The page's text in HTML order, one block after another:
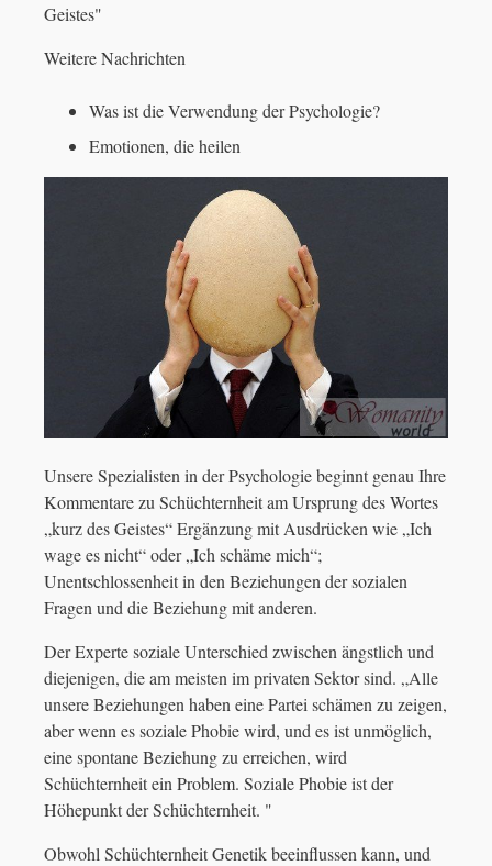
Geistes"
Weitere Nachrichten
Was ist die Verwendung der Psychologie?
Emotionen, die heilen
Unsere Spezialisten in der Psychologie beginnt genau Ihre
Kommentare zu Schüchternheit am Ursprung des Wortes
„kurz des Geistes“ Ergänzung mit Ausdrücken wie „Ich
wage es nicht“ oder „Ich schäme mich“;
Unentschlossenheit in den Beziehungen der sozialen
Fragen und die Beziehung mit anderen.
Der Experte soziale Unterschied zwischen ängstlich und
diejenigen, die am meisten im privaten Sektor sind. „Alle
unsere Beziehungen haben eine Partei schämen zu zeigen,
aber wenn es soziale Phobie wird, und es ist unmöglich,
eine spontane Beziehung zu erreichen, wird
Schüchternheit ein Problem. Soziale Phobie ist der
Höhepunkt der Schüchternheit. "
Obwohl Schüchternheit Genetik beeinflussen kann, und